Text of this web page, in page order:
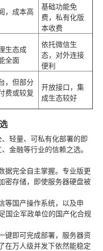
，成本高
基础功能免
费，私有化版
本收费
生态成
全面
依托微信生
态，对外连接
便利
，但部分
费或较复
开放接口，集
成生态较好
轻量、可私有化部署的即
金融等行业的信赖之选。
据完全自主掌握。专业版更
密存储，即使服务器硬盘被
等国产操作系统，以及申
国企军政单位的国产化合规
键即可完成部署，服务器资
在万人级并发下依然能稳定